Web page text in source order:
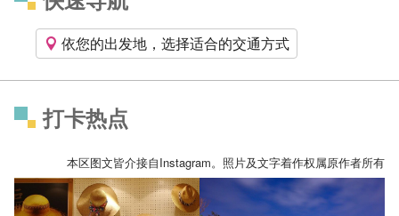
依您的出发地，选择适合的交通方式
打卡热点
本区图文皆介接自Instagram。照片及文字着作权属原作者所有